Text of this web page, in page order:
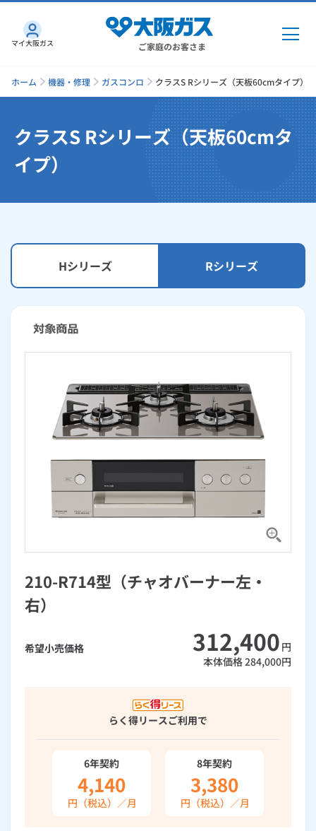
ご家庭のお客さま
ガス・電気
一般料金
「大阪ガスの電気」が選ばれる理由
お手続きから使用開始までの流れ
さすガねっとのメリット
まとめプラン紹介
インターネットのお申込み
機器・修理トップ
機器
ガスコンロ
ガス炊飯器
ガスオーブン
レンジフード
バス・洗面
ガス給湯器
ガス温水浴室暖房乾燥機
「カワック・ミストカワック」
乾太くん
リビング・空調
ガスファンヒーター
ガス温水床暖房「ヌック」
ガスコード
ルームエアコン
発電・省エネ
エネファーム
蓄電池
エコキュート
警報器・消火器
消火器
故障診断
エラーコード診断
取扱説明書を探す
お近くのガスのお店
定額サービス
らく得リース
らく得保証
ほっ得定額
機器・修理お申込み
くらしのサービス
リフォーム・リノベーション
リフォーム・リノベーショントップ
住ミカタ・リフォーム
リノベーション「マイリノ」
安心・安全
住ミカタ・サービス
ホームセキュリティ
便利・おトク
スマイLINK
プリゼロ
ハウスクリーニング
お手続き・サポート
お手続き一覧
お客さまサポート
お問い合わせ
お引越しの手続き
業務用・産業用のお客さま 企業情報
マイ大阪ガス
ホーム 機器・修理 ガスコンロ クラスS Rシリーズ（天板60cmタイプ）
クラスS Rシリーズ（天板60cmタ
イプ）
Hシリーズ Rシリーズ
210-R714型（チャオバーナー左・
右）
希望小売価格 312,400 円
本体価格284,000円
らく得リースご利用で
6年契約
4,140
円（税込）／月
8年契約
3,380
円（税込）／月